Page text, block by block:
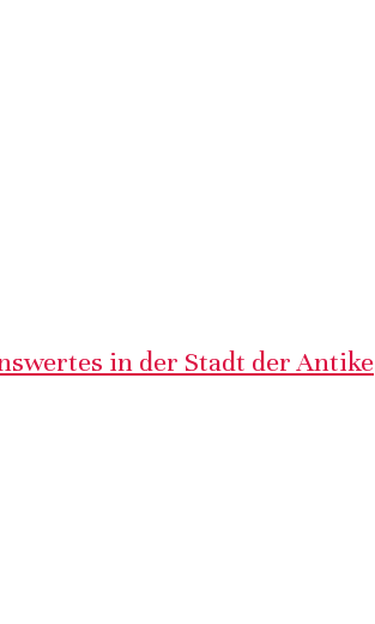
in der Stadt der Antike